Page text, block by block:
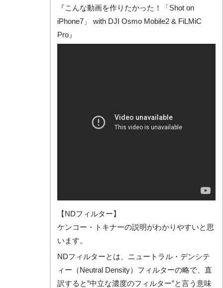
『こんな動画を作りたかった！「Shot on
iPhone7」 with DJI Osmo Mobile2 & FiLMiC
Pro』
【NDフィルター】
ケンコー・トキナーの説明がわかりやすいと思
います。
NDフィルターとは、ニュートラル・デンシテ
ィー（Neutral Density）フィルターの略で、直
訳すると”中立な濃度のフィルター”と言う意味